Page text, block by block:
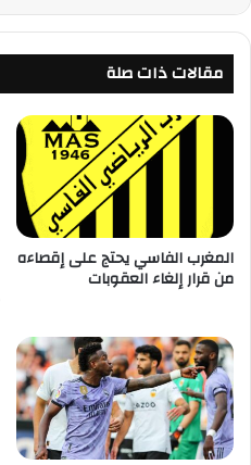
مقالات ذات صلة
المغرب الفاسي يحتج على إقصاءه
من قرار إلغاء العقوبات